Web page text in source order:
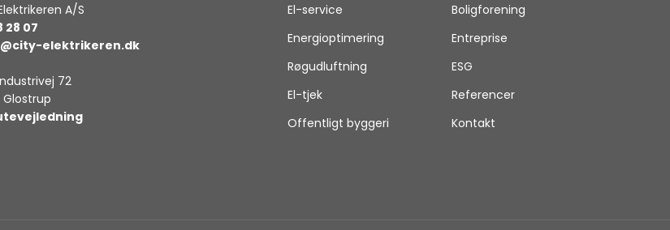
A/S
28 07
elektrikeren.dk
72
El-service
Energioptimering
Røgudluftning
El-tjek
Offentligt byggeri
Boligforening
Entreprise
ESG
Referencer
Kontakt